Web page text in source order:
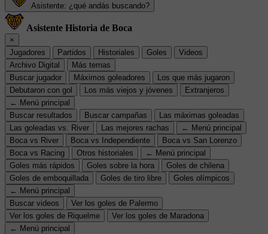
Asistente: ¿qué andás buscando?
Asistente Historia de Boca
×
Jugadores
Partidos Historiales Goles
Videos
Archivo Digital
Más temas
Buscar jugador
Máximos goleadores
Los que más jugaron
Debutaron con gol
Los más viejos y jóvenes
Extranjeros
← Menú principal
Buscar resultados
Buscar campañas
Las máximas goleadas
Las goleadas vs. River
Las mejores rachas
← Menú principal
Boca vs River
Boca vs Independiente
Boca vs San Lorenzo
Boca vs Racing
Otros historiales
← Menú principal
Goles más rápidos
Goles sobre la hora
Goles de chilena
Goles de emboquillada
Goles de tiro libre
Goles olímpicos
← Menú principal
Buscar videos
Ver los goles de Palermo
Ver los goles de Riquelme
Ver los goles de Maradona
← Menú principal